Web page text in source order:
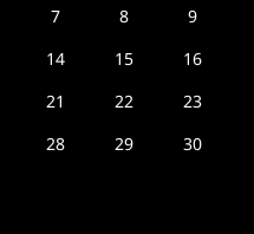
7 8
9
14 15
16
21 22
23
28 29
30